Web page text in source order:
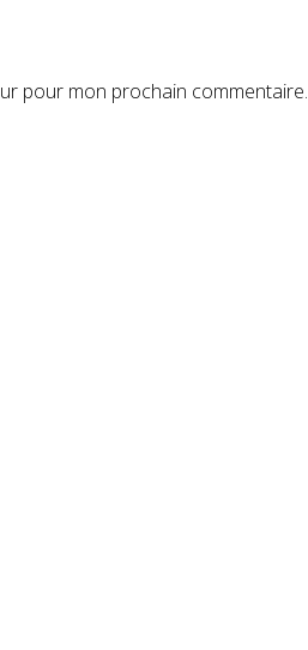
pour mon prochain commentaire.